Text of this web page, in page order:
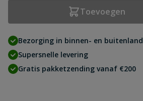
Toevoegen
Bezorging in binnen- en buitenland
Supersnelle levering
Gratis pakketzending vanaf €200